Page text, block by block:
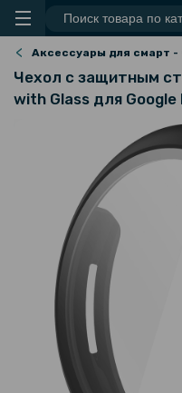
Аксессуары для смарт -
Чехол с защитным
with Glass для